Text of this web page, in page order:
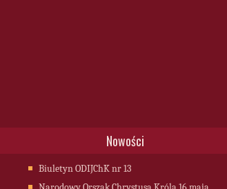
Nowości
Biuletyn ODIJChK nr 13